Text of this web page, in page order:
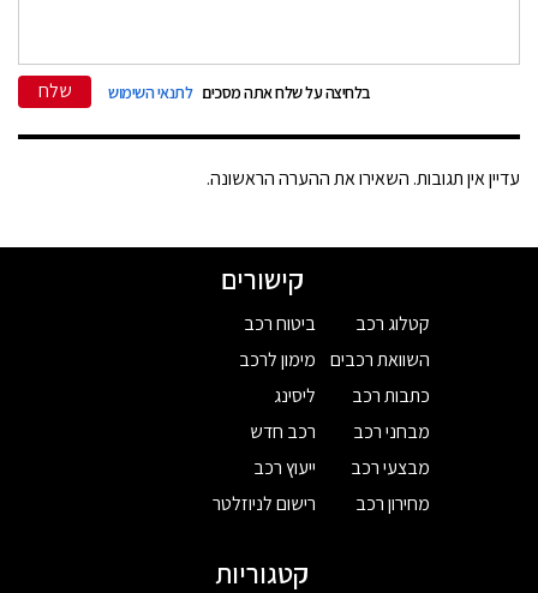
בלחיצה על שלח אתה מסכים לתנאי השימוש שלח
עדיין אין תגובות. השאירו את ההערה הראשונה.
קישורים
קטלוג רכב
השוואת רכבים
כתבות רכב
מבחני רכב
מבצעי רכב
מחירון רכב
ביטוח רכב
מימון לרכב
ליסינג
רכב חדש
ייעוץ רכב
רישום לניוזלטר
קטגוריות